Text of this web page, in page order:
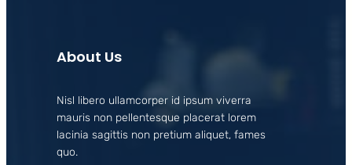
About Us
Nisl libero ullamcorper id ipsum viverra
mauris non pellentesque placerat lorem
lacinia sagittis non pretium aliquet, fames
quo.